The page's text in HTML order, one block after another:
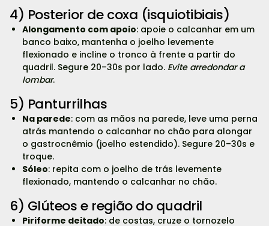
4) Posterior de coxa (isquiotibiais)
Alongamento com apoio: apoie o calcanhar em um
banco baixo, mantenha o joelho levemente
flexionado e incline o tronco à frente a partir do
quadril. Segure 20–30s por lado. Evite arredondar a
lombar.
5) Panturrilhas
Na parede: com as mãos na parede, leve uma perna
atrás mantendo o calcanhar no chão para alongar
o gastrocnêmio (joelho estendido). Segure 20–30s e
troque.
Sóleo: repita com o joelho de trás levemente
flexionado, mantendo o calcanhar no chão.
6) Glúteos e região do quadril
Piriforme deitado: de costas, cruze o tornozelo